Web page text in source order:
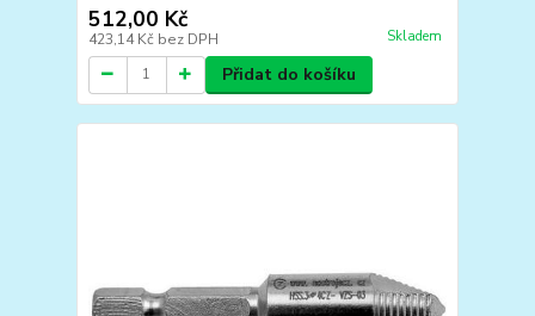
512,00 Kč
423,14 Kč bez DPH Skladem
Přidat do košíku